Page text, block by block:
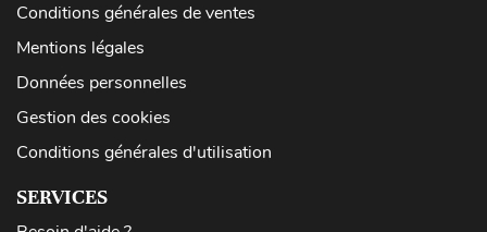
Conditions générales de ventes
Mentions légales
Données personnelles
Gestion des cookies
Conditions générales d'utilisation
SERVICES